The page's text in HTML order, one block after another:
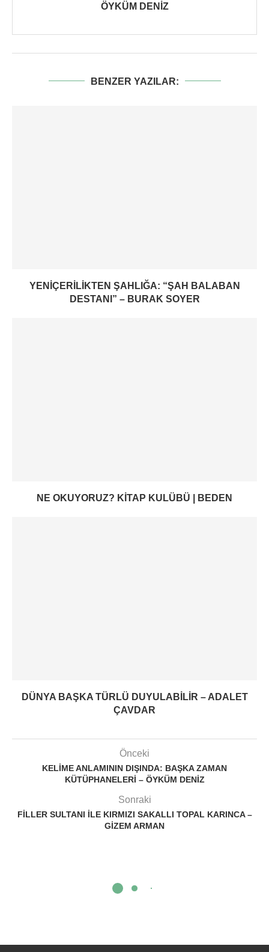
ÖYKÜM DENIZ
BENZER YAZILAR:
YENIÇERILIKTEN ŞAHLIĞA: “ŞAH BALABAN
DESTANI” – BURAK SOYER
NE OKUYORUZ? KITAP KULÜBÜ | BEDEN
DÜNYA BAŞKA TÜRLÜ DUYULABILIR – ADALET
ÇAVDAR
Önceki
KELIME ANLAMININ DIŞINDA: BAŞKA ZAMAN
KÜTÜPHANELERI – ÖYKÜM DENIZ
Sonraki
FILLER SULTANI ILE KIRMIZI SAKALLI TOPAL KARINCA –
GIZEM ARMAN